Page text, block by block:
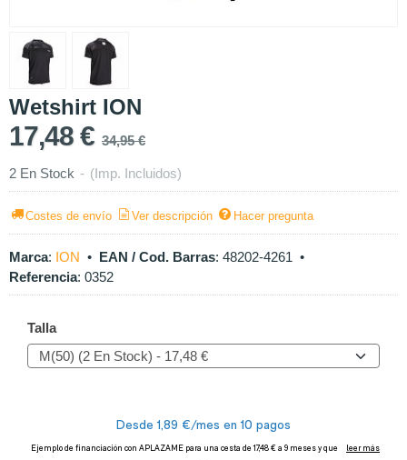
Wetshirt ION
17,48 € 34,95 €
2 En Stock - (Imp. Incluidos)
Costes de envío Ver descripción Hacer pregunta
Marca: ION • EAN / Cod. Barras: 48202-4261 •
Referencia: 0352
Talla